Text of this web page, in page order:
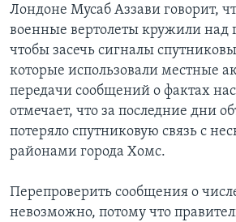
Лондоне Мусаб Аззави говорит,
военные вертолеты кружили над
чтобы засечь сигналы
которые использовали местные
передачи сообщений о фактах
отмечает, что за последние дни
потеряло спутниковую связь с
районами города Хомс.
Перепроверить сообщения о
невозможно, потому что